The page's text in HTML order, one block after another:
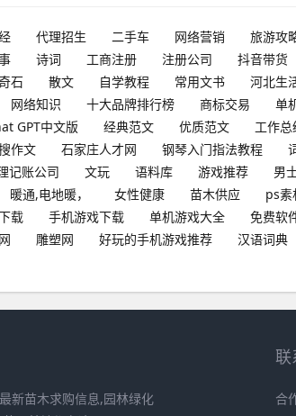
代理招生 二手车 网络营销 旅游攻
诗词 工商注册 注册公司 抖音带货
石 散文 自学教程 常用文书 河北生
网络知识 十大品牌排行榜 商标交易 单
GPT中文版 经典范文 优质范文 工作总
作文 石家庄人才网 钢琴入门指法教程
记账公司 文玩 语料库 游戏推荐 男
暖通,电地暖， 女性健康 苗木供应 ps素
载 手机游戏下载 单机游戏大全 免费软
雕塑网 好玩的手机游戏推荐 汉语词典
新苗木求购信息,园林绿化
联
合